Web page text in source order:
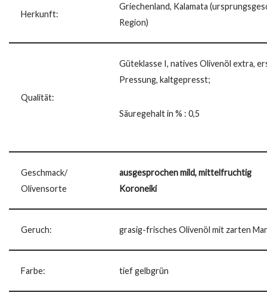
Herkunft:
Griechenland, Kalamata
Region)
Qualität:
Güteklasse I, natives Olivenöl extra,
Pressung, kaltgepresst;
Säuregehalt in % : 0,5
Geschmack/
Olivensorte
ausgesprochen mild, mittelfruchtig
Koroneiki
Geruch: grasig-frisches Olivenöl mit zarten
Farbe: tief gelbgrün